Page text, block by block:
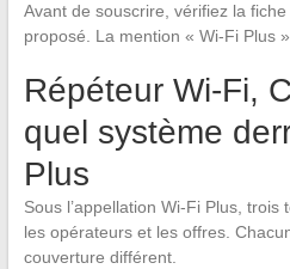
Avant de souscrire, vérifiez la
proposé. La mention « Wi-Fi Plus
Répéteur Wi-Fi,
quel système
Plus
Sous l’appellation Wi-Fi Plus,
les opérateurs et les offres.
couverture différent.